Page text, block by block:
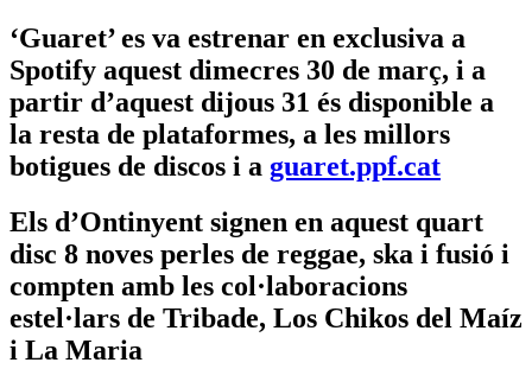
‘Guaret’ es va estrenar en exclusiva a
Spotify aquest dimecres 30 de març, i a
partir d’aquest dijous 31 és disponible a
la resta de plataformes, a les millors
botigues de discos i a guaret.ppf.cat
Els d’Ontinyent signen en aquest quart
disc 8 noves perles de reggae, ska i fusió i
compten amb les col·laboracions
estel·lars de Tribade, Los Chikos del Maíz
i La Maria